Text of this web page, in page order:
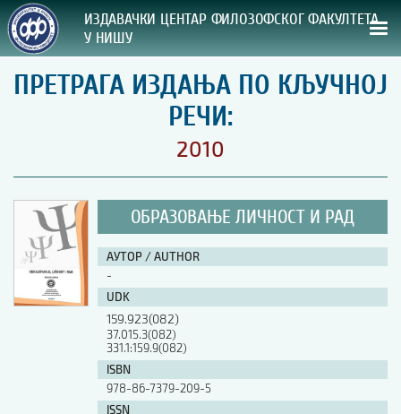
ИЗДАВАЧКИ ЦЕНТАР ФИЛОЗОФСКОГ ФАКУЛТЕТА
У НИШУ
СВА НАША ИЗДАЊА
ВРСТА ИЗДАЊА:
ПРЕГЛЕД
УПУТСТВА
УПУТСТВА
Правилник о издавачкој делатности
Упутство ауторима
Упутство уредницима
Изјава о ауторству
Изјава о лектури
ПРЕТРАГА ИЗДАЊА ПО КЉУЧНОЈ
РЕЧИ:
2010
ОБРАЗОВАЊЕ ЛИЧНОСТ И РАД
АУТОР / AUTHOR
-
UDK
159.923(082)
37.015.3(082)
331.1:159.9(082)
ISBN
978-86-7379-209-5
ISSN